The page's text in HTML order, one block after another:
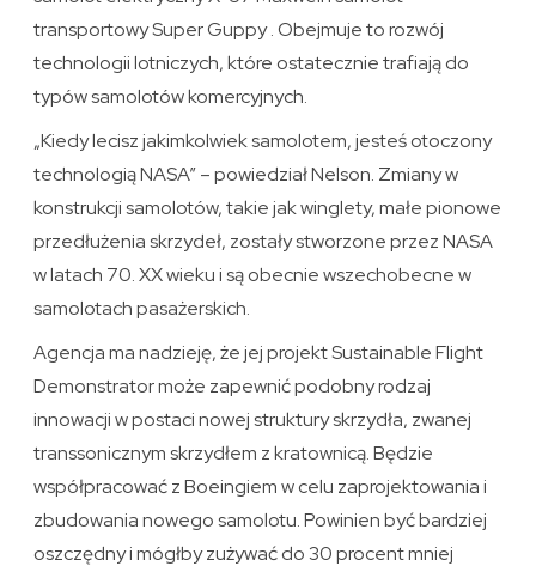
transportowy Super Guppy . Obejmuje to rozwój
technologii lotniczych, które ostatecznie trafiają do
typów samolotów komercyjnych.
„Kiedy lecisz jakimkolwiek samolotem, jesteś otoczony
technologią NASA” – powiedział Nelson. Zmiany w
konstrukcji samolotów, takie jak winglety, małe pionowe
przedłużenia skrzydeł, zostały stworzone przez NASA
w latach 70. XX wieku i są obecnie wszechobecne w
samolotach pasażerskich.
Agencja ma nadzieję, że jej projekt Sustainable Flight
Demonstrator może zapewnić podobny rodzaj
innowacji w postaci nowej struktury skrzydła, zwanej
transsonicznym skrzydłem z kratownicą. Będzie
współpracować z Boeingiem w celu zaprojektowania i
zbudowania nowego samolotu. Powinien być bardziej
oszczędny i mógłby zużywać do 30 procent mniej